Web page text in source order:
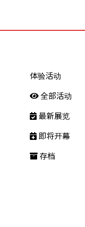
体验活动
全部活动
最新展览
即将开幕
存档